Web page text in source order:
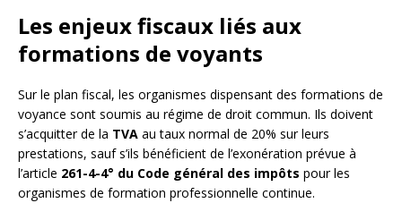
Les enjeux fiscaux liés aux
formations de voyants
Sur le plan fiscal, les organismes dispensant des formations de
voyance sont soumis au régime de droit commun. Ils doivent
s’acquitter de la TVA au taux normal de 20% sur leurs
prestations, sauf s’ils bénéficient de l’exonération prévue à
l’article 261-4-4° du Code général des impôts pour les
organismes de formation professionnelle continue.